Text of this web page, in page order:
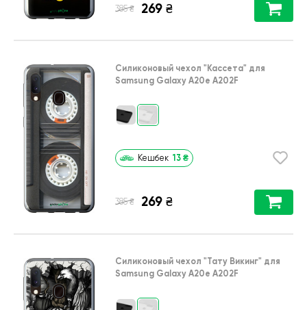
385 ₴ 269 ₴
Силиконовый чехол "Кассета" для
Samsung Galaxy A20e A202F
Кешбек 13 ₴
385 ₴ 269 ₴
Силиконовый чехол "Тату Викинг" для
Samsung Galaxy A20e A202F